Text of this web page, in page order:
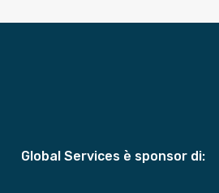
Global Services è sponsor di: